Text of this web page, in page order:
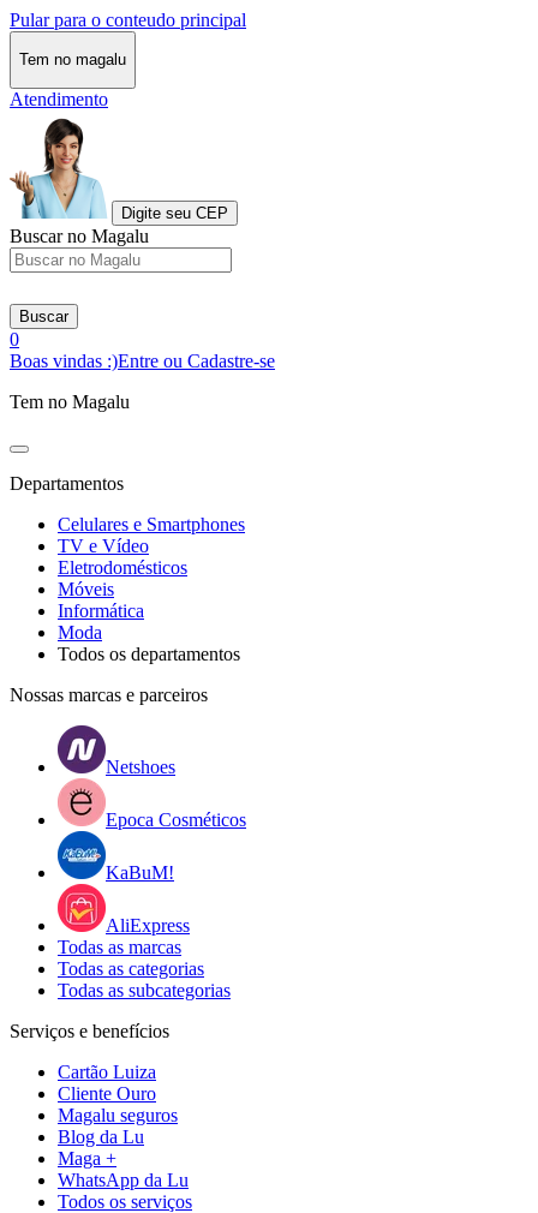
Pular para o conteudo principal
Tem no magalu
Atendimento
Digite seu CEP
Buscar no Magalu
Buscar
0
Boas vindas :)Entre ou Cadastre-se
Tem no Magalu
Departamentos
Celulares e Smartphones
TV e Vídeo
Eletrodomésticos
Móveis
Informática
Moda
Todos os departamentos
Nossas marcas e parceiros
Netshoes
Epoca Cosméticos
KaBuM!
AliExpress
Todas as marcas
Todas as categorias
Todas as subcategorias
Serviços e benefícios
Cartão Luiza
Cliente Ouro
Magalu seguros
Blog da Lu
Maga +
WhatsApp da Lu
Todos os serviços